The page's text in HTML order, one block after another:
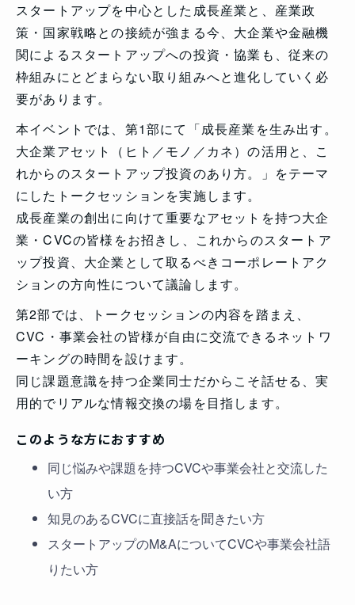
スタートアップを中心とした成長産業と、産業政
策・国家戦略との接続が強まる今、大企業や金融機
関によるスタートアップへの投資・協業も、従来の
枠組みにとどまらない取り組みへと進化していく必
要があります。
本イベントでは、第1部にて「成長産業を生み出す。
大企業アセット（ヒト／モノ／カネ）の活用と、こ
れからのスタートアップ投資のあり方。」をテーマ
にしたトークセッションを実施します。
成長産業の創出に向けて重要なアセットを持つ大企
業・CVCの皆様をお招きし、これからのスタートア
ップ投資、大企業として取るべきコーポレートアク
ションの方向性について議論します。
第2部では、トークセッションの内容を踏まえ、
CVC・事業会社の皆様が自由に交流できるネットワ
ーキングの時間を設けます。
同じ課題意識を持つ企業同士だからこそ話せる、実
用的でリアルな情報交換の場を目指します。
このような方におすすめ
同じ悩みや課題を持つCVCや事業会社と交流した
い方
知見のあるCVCに直接話を聞きたい方
​​スタートアップのM&AについてCVCや事業会社語
りたい方